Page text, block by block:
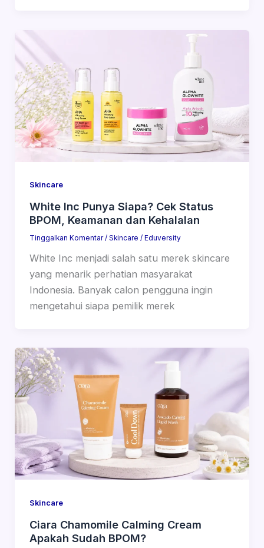
Skincare
White Inc Punya Siapa? Cek Status
BPOM, Keamanan dan Kehalalan
Tinggalkan Komentar / Skincare / Eduversity
White Inc menjadi salah satu merek skincare
yang menarik perhatian masyarakat
Indonesia. Banyak calon pengguna ingin
mengetahui siapa pemilik merek
Skincare
Ciara Chamomile Calming Cream
Apakah Sudah BPOM?